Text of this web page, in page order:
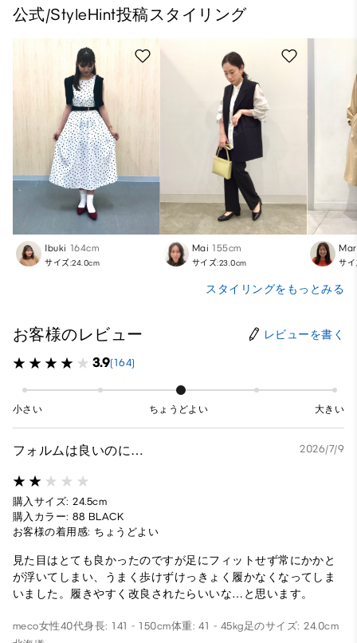
公式/StyleHint投稿スタイリング
Ibuki 164cm
サイズ:24.0cm
Mai 155cm
サイズ:23.0cm サ
スタイリングをもっとみる
お客様のレビュー レビューを書く
3.9(164)
小さい ちょうどよい 大きい
フォルムは良いのに… 2026/7/9
購入サイズ: 24.5cm
購入カラー: 88 BLACK
お客様の着用感: ちょうどよい
見た目はとても良かったのですが足にフィットせず常にかかと
が浮いてしまい、うまく歩けずけっきょく履かなくなってしま
いました。履きやすく改良されたらいいな…と思います。
meco女性40代身長: 141 - 150cm体重: 41 - 45kg足のサイズ: 24.0cm